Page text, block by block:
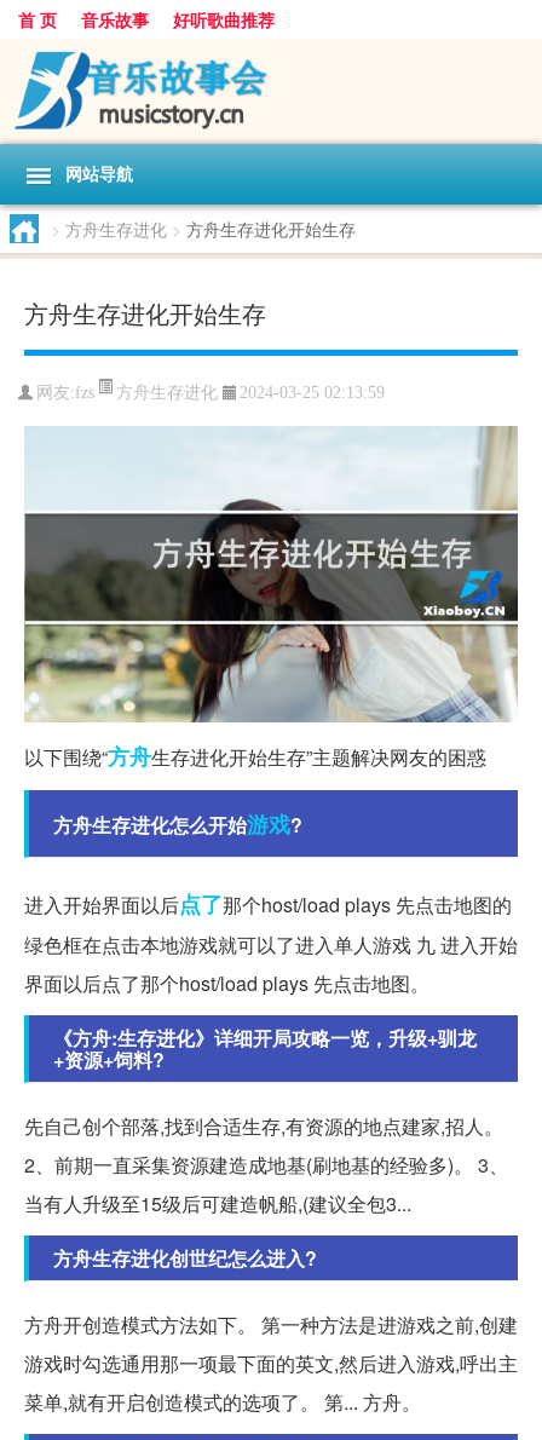
首 页 音乐故事 好听歌曲推荐
网站导航
> 方舟生存进化 > 方舟生存进化开始生存
方舟生存进化开始生存
网友:fzs 方舟生存进化 2024-03-25 02:13:59
以下围绕“方舟生存进化开始生存”主题解决网友的困惑
方舟生存进化怎么开始游戏?
进入开始界面以后点了那个host/load plays 先点击地图的
绿色框在点击本地游戏就可以了进入单人游戏 九 进入开始
界面以后点了那个host/load plays 先点击地图。
《方舟:生存进化》详细开局攻略一览，升级+驯龙
+资源+饲料?
先自己创个部落,找到合适生存,有资源的地点建家,招人。
2、前期一直采集资源建造成地基(刷地基的经验多)。 3、
当有人升级至15级后可建造帆船,(建议全包3...
方舟生存进化创世纪怎么进入?
方舟开创造模式方法如下。 第一种方法是进游戏之前,创建
游戏时勾选通用那一项最下面的英文,然后进入游戏,呼出主
菜单,就有开启创造模式的选项了。 第... 方舟。